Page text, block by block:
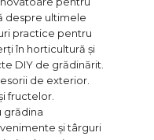
despre ultimele
practice pentru
în horticultură și
DIY de grădinărit.
de exterior.
fructelor.
grădina
și târguri